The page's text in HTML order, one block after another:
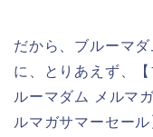
だから、ブルーマ
に、とりあえず、
ルーマダム メルマ
ルマガサマーセー